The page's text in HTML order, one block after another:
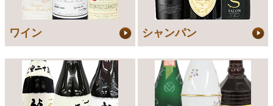
ワイン シャンパン